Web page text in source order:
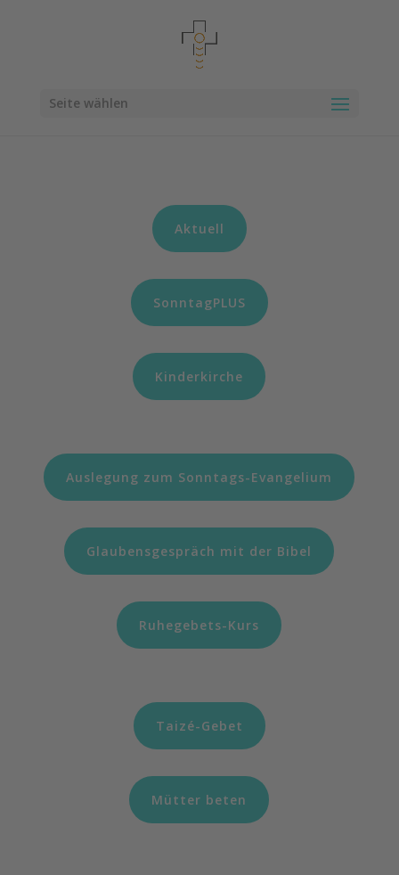
Seite wählen
Aktuell
SonntagPLUS
Kinderkirche
Auslegung zum Sonntags-Evangelium
Glaubensgespräch mit der Bibel
Ruhegebets-Kurs
Taizé-Gebet
Mütter beten